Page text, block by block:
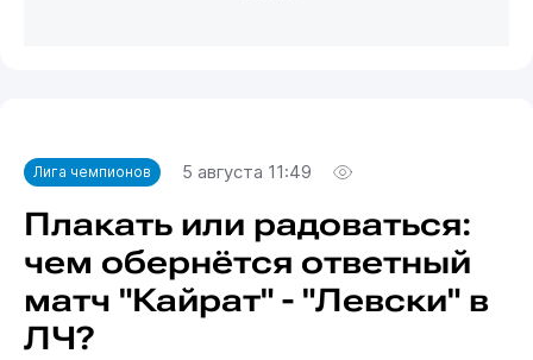
Лига чемпионов 5 августа 11:49
Плакать или радоваться:
чем обернётся ответный
матч "Кайрат" - "Левски" в
ЛЧ?